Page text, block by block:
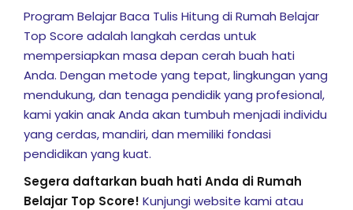
Program Belajar Baca Tulis Hitung di Rumah Belajar
Top Score adalah langkah cerdas untuk
mempersiapkan masa depan cerah buah hati
Anda. Dengan metode yang tepat, lingkungan yang
mendukung, dan tenaga pendidik yang profesional,
kami yakin anak Anda akan tumbuh menjadi individu
yang cerdas, mandiri, dan memiliki fondasi
pendidikan yang kuat.
Segera daftarkan buah hati Anda di Rumah
Belajar Top Score! Kunjungi website kami atau